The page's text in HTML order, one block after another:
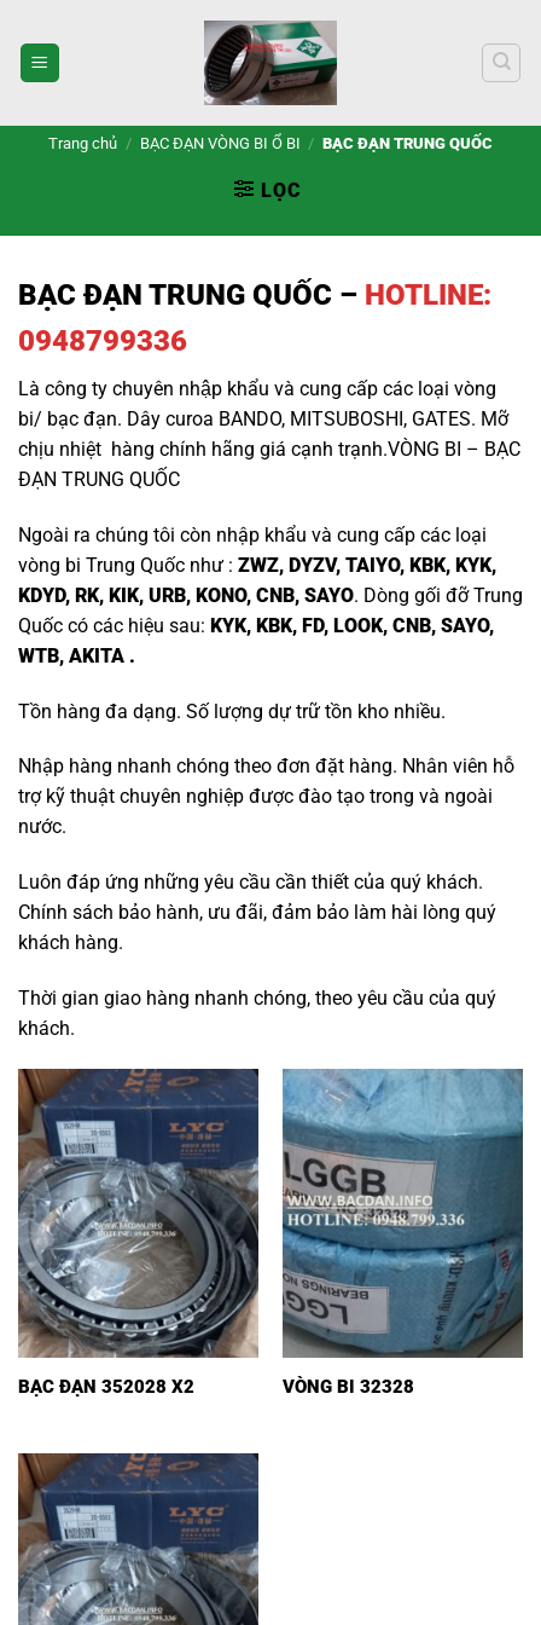
qua
nội
Trang chủ / BẠC ĐẠN VÒNG BI Ổ BI / BẠC ĐẠN TRUNG QUỐC
LỌC
BẠC ĐẠN TRUNG QUỐC – HOTLINE:
0948799336
Là công ty chuyên nhập khẩu và cung cấp các loại vòng
bi/ bạc đạn. Dây curoa BANDO, MITSUBOSHI, GATES. Mỡ
chịu nhiệt hàng chính hãng giá cạnh trạnh.VÒNG BI – BẠC
ĐẠN TRUNG QUỐC
Ngoài ra chúng tôi còn nhập khẩu và cung cấp các loại
vòng bi Trung Quốc như : ZWZ, DYZV, TAIYO, KBK, KYK,
KDYD, RK, KIK, URB, KONO, CNB, SAYO. Dòng gối đỡ Trung
Quốc có các hiệu sau: KYK, KBK, FD, LOOK, CNB, SAYO,
WTB, AKITA .
Tồn hàng đa dạng. Số lượng dự trữ tồn kho nhiều.
Nhập hàng nhanh chóng theo đơn đặt hàng. Nhân viên hỗ
trợ kỹ thuật chuyên nghiệp được đào tạo trong và ngoài
nước.
Luôn đáp ứng những yêu cầu cần thiết của quý khách.
Chính sách bảo hành, ưu đãi, đảm bảo làm hài lòng quý
khách hàng.
Thời gian giao hàng nhanh chóng, theo yêu cầu của quý
khách.
BẠC ĐẠN 352028 X2 VÒNG BI 32328